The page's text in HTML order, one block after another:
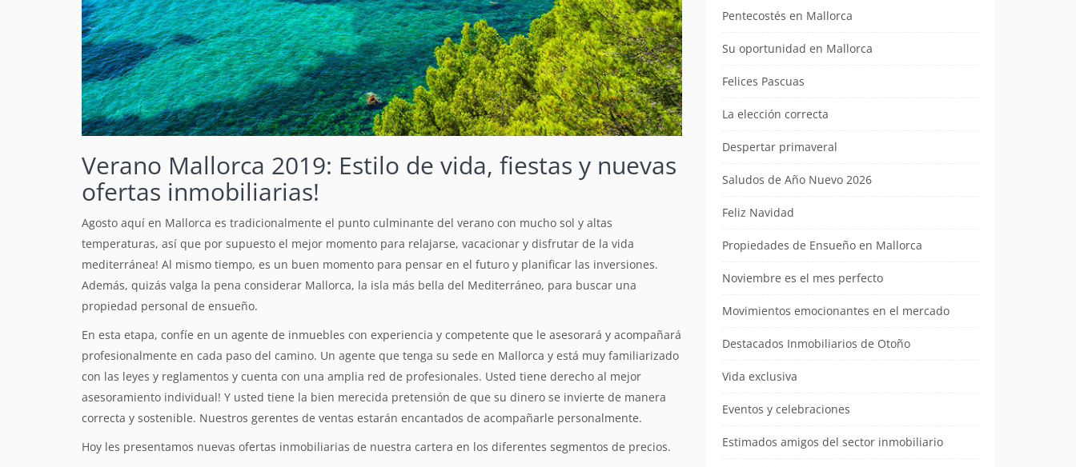
Verano Mallorca 2019: Estilo de vida, fiestas y nuevas
ofertas inmobiliarias!
Agosto aquí en Mallorca es tradicionalmente el punto culminante del verano con mucho sol y altas
temperaturas, así que por supuesto el mejor momento para relajarse, vacacionar y disfrutar de la vida
mediterránea! Al mismo tiempo, es un buen momento para pensar en el futuro y planificar las inversiones.
Además, quizás valga la pena considerar Mallorca, la isla más bella del Mediterráneo, para buscar una
propiedad personal de ensueño.
En esta etapa, confíe en un agente de inmuebles con experiencia y competente que le asesorará y acompañará
profesionalmente en cada paso del camino. Un agente que tenga su sede en Mallorca y está muy familiarizado
con las leyes y reglamentos y cuenta con una amplia red de profesionales. Usted tiene derecho al mejor
asesoramiento individual! Y usted tiene la bien merecida pretensión de que su dinero se invierte de manera
correcta y sostenible. Nuestros gerentes de ventas estarán encantados de acompañarle personalmente.
Hoy les presentamos nuevas ofertas inmobiliarias de nuestra cartera en los diferentes segmentos de precios.
Pentecostés en Mallorca
Su oportunidad en Mallorca
Felices Pascuas
La elección correcta
Despertar primaveral
Saludos de Año Nuevo 2026
Feliz Navidad
Propiedades de Ensueño en Mallorca
Noviembre es el mes perfecto
Movimientos emocionantes en el mercado
Destacados Inmobiliarios de Otoño
Vida exclusiva
Eventos y celebraciones
Estimados amigos del sector inmobiliario